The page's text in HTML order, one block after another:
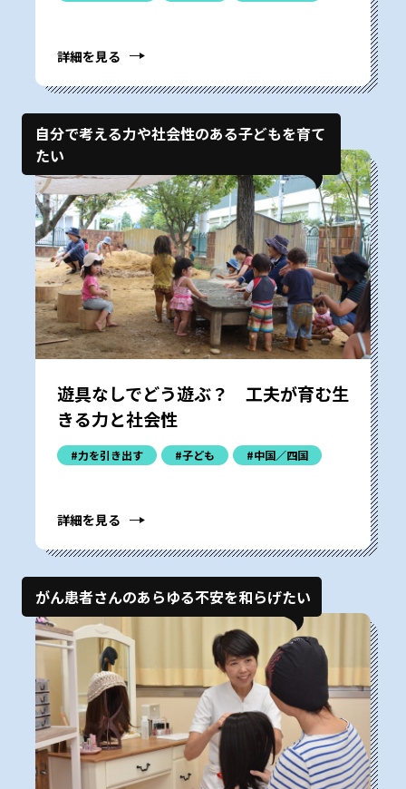
詳細を見る
自分で考える力や社会性のある子どもを育て
たい
遊具なしでどう遊ぶ？ 工夫が育む生
きる力と社会性
#力を引き出す #子ども #中国／四国
詳細を見る
がん患者さんのあらゆる不安を和らげたい